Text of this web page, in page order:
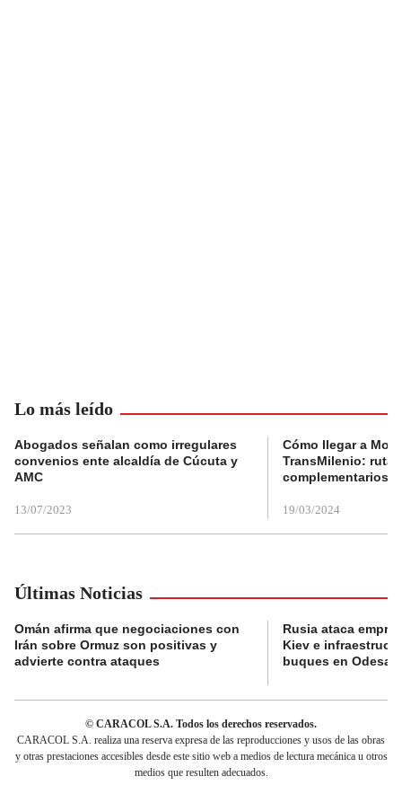
Lo más leído
Abogados señalan como irregulares
convenios ente alcaldía de Cúcuta y
AMC
13/07/2023
Cómo llegar a
TransMilenio:
complementarios
19/03/2024
Últimas Noticias
Omán afirma que negociaciones con
Irán sobre Ormuz son positivas y
advierte contra ataques
Rusia ataca
Kiev e
buques en Odesa
© CARACOL S.A. Todos los derechos reservados.
CARACOL S.A. realiza una reserva expresa de las reproducciones y usos de las obras
y otras prestaciones accesibles desde este sitio web a medios de lectura mecánica u otros
medios que resulten adecuados.